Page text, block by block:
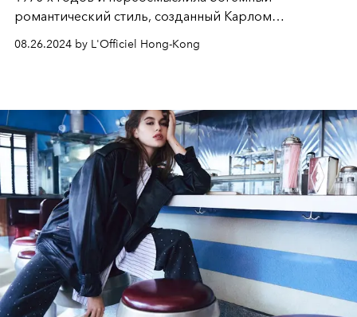
романтический стиль, созданный Карлом
Лагерфельдом.
08.26.2024 by L'Officiel Hong-Kong